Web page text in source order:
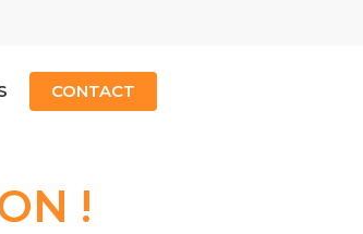
CONTACT
!